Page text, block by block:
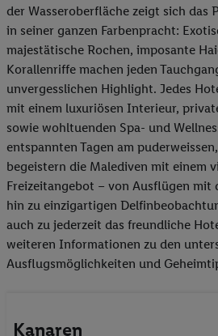
der Wasseroberfläche zeigt sich das
in seiner ganzen Farbenpracht:
majestätische Rochen, imposante
Korallenriffe machen jeden
unvergesslichen Highlight. Jedes
mit einem luxuriösen Interieur,
sowie wohltuenden Spa- und
entspannten Tagen am
begeistern die Malediven mit einem
Freizeitangebot – von Ausflügen mit
hin zu einzigartigen
auch zu jederzeit das freundliche
weiteren Informationen zu den
Ausflugsmöglichkeiten und
Kanaren